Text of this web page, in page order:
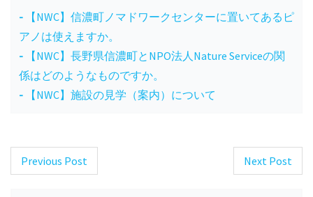
【NWC】信濃町ノマドワークセンターに置いてあるピ
アノは使えますか。
【NWC】長野県信濃町とNPO法人Nature Serviceの関
係はどのようなものですか。
【NWC】施設の見学（案内）について
Post
Previous Post Next Post